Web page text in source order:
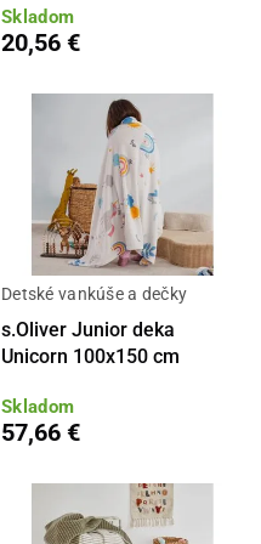
Skladom
20,56 €
Detské vankúše a dečky
s.Oliver Junior deka
Unicorn 100x150 cm
Skladom
57,66 €